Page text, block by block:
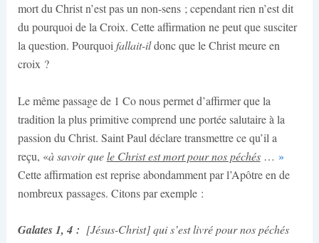
mort du Christ n’est pas un non-sens ; cependant rien n’est dit
du pourquoi de la Croix. Cette affirmation ne peut que susciter
la question. Pourquoi fallait-ildonc que le Christ meure en
croix ?
Le même passage de 1 Co nous permet d’affirmer que la
tradition la plus primitive comprend une portée salutaire à la
passion du Christ. Saint Paul déclare transmettre ce qu’il a
reçu, «à savoir quele Christ est mort pour nos péchés… »
Cette affirmation est reprise abondamment par l’Apôtre en de
nombreux passages. Citons par exemple :
Galates 1, 4 : [Jésus-Christ] qui s’est livré pour nos péchés